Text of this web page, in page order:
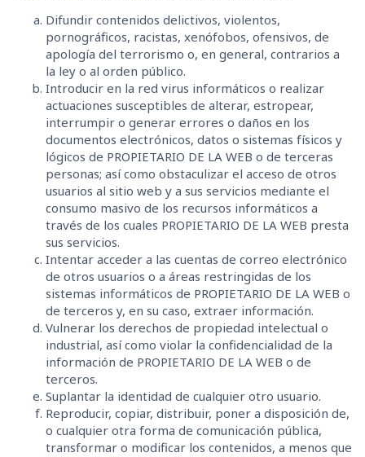
Difundir contenidos delictivos, violentos,
pornográficos, racistas, xenófobos, ofensivos, de
apología del terrorismo o, en general, contrarios a
la ley o al orden público.
Introducir en la red virus informáticos o realizar
actuaciones susceptibles de alterar, estropear,
interrumpir o generar errores o daños en los
documentos electrónicos, datos o sistemas físicos y
lógicos de PROPIETARIO DE LA WEB o de terceras
personas; así como obstaculizar el acceso de otros
usuarios al sitio web y a sus servicios mediante el
consumo masivo de los recursos informáticos a
través de los cuales PROPIETARIO DE LA WEB presta
sus servicios.
Intentar acceder a las cuentas de correo electrónico
de otros usuarios o a áreas restringidas de los
sistemas informáticos de PROPIETARIO DE LA WEB o
de terceros y, en su caso, extraer información.
Vulnerar los derechos de propiedad intelectual o
industrial, así como violar la confidencialidad de la
información de PROPIETARIO DE LA WEB o de
terceros.
Suplantar la identidad de cualquier otro usuario.
Reproducir, copiar, distribuir, poner a disposición de,
o cualquier otra forma de comunicación pública,
transformar o modificar los contenidos, a menos que